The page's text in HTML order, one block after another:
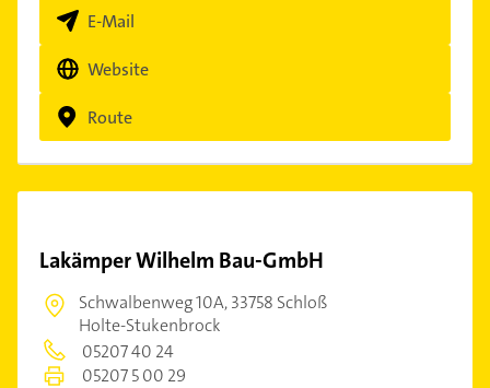
E-Mail
Website
Route
Lakämper Wilhelm Bau-GmbH
Schwalbenweg 10A,33758 Schloß
Holte-Stukenbrock
05207 40 24
05207 5 00 29